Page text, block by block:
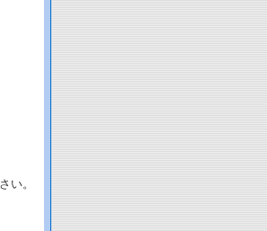
い。